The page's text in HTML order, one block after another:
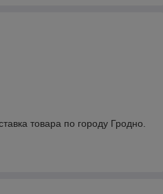
товара по городу Гродно.